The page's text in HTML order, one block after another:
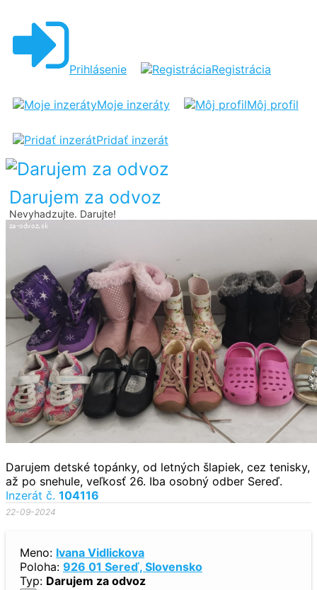
Prihlásenie Registrácia
Moje inzeráty Môj profil
Pridať inzerát
Darujem za odvoz
Nevyhadzujte. Darujte!
Darujem detské topánky, od letných šlapiek, cez tenisky,
až po snehule, veľkosť 26. Iba osobný odber Sereď.
Inzerát č. 104116
22-09-2024
Meno: Ivana Vidlickova
Poloha: 926 01 Sereď, Slovensko
Typ: Darujem za odvoz